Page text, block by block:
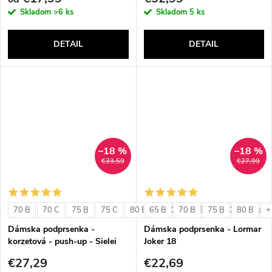
Skladom >6 ks
DETAIL
Skladom 5 ks
DETAIL
€33,59
–18 %
70 B 70 C 75 B 75 C 80 B 80 C 85 B 85 C +
Dámska podprsenka -
korzetová - push-up - Sielei
€27,29
€27,99
–18 %
65 B 70 B 75 B 80 B
Dámska podprsenka - Lormar
Joker 18
€22,69